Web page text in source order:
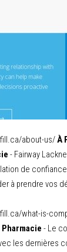
about-us/À
- Fairway
de
à prendre vos
what-is-
- Le
les dernières